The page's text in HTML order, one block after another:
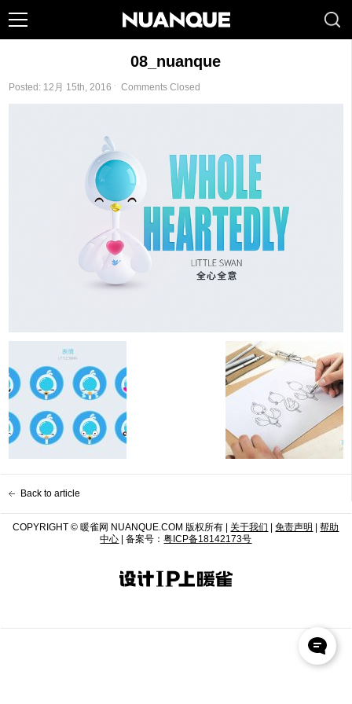
08_nuanque
Posted: 12月 15th, 2016 ˑ Comments Closed
Back to article
COPYRIGHT © 暖雀网 NUANQUE.COM 版权所有 | 关于我们 |免责声明 |帮助
中心 | 备案号：粤ICP备18142173号